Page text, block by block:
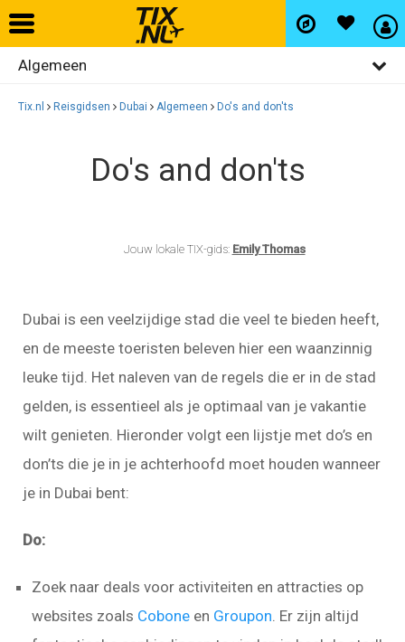
Home
Hotels
Algemeen
Bezienswaardigheden
Tix.nl Reisgidsen Dubai Algemeen Do's and don'ts
Do's and don'ts
Jouw lokale TIX-gids: Emily Thomas
Dubai is een veelzijdige stad die veel te bieden heeft,
en de meeste toeristen beleven hier een waanzinnig
leuke tijd. Het naleven van de regels die er in de stad
gelden, is essentieel als je optimaal van je vakantie
wilt genieten. Hieronder volgt een lijstje met do’s en
don’ts die je in je achterhoofd moet houden wanneer
je in Dubai bent:
Do:
Zoek naar deals voor activiteiten en attracties op
websites zoals Cobone en Groupon. Er zijn altijd